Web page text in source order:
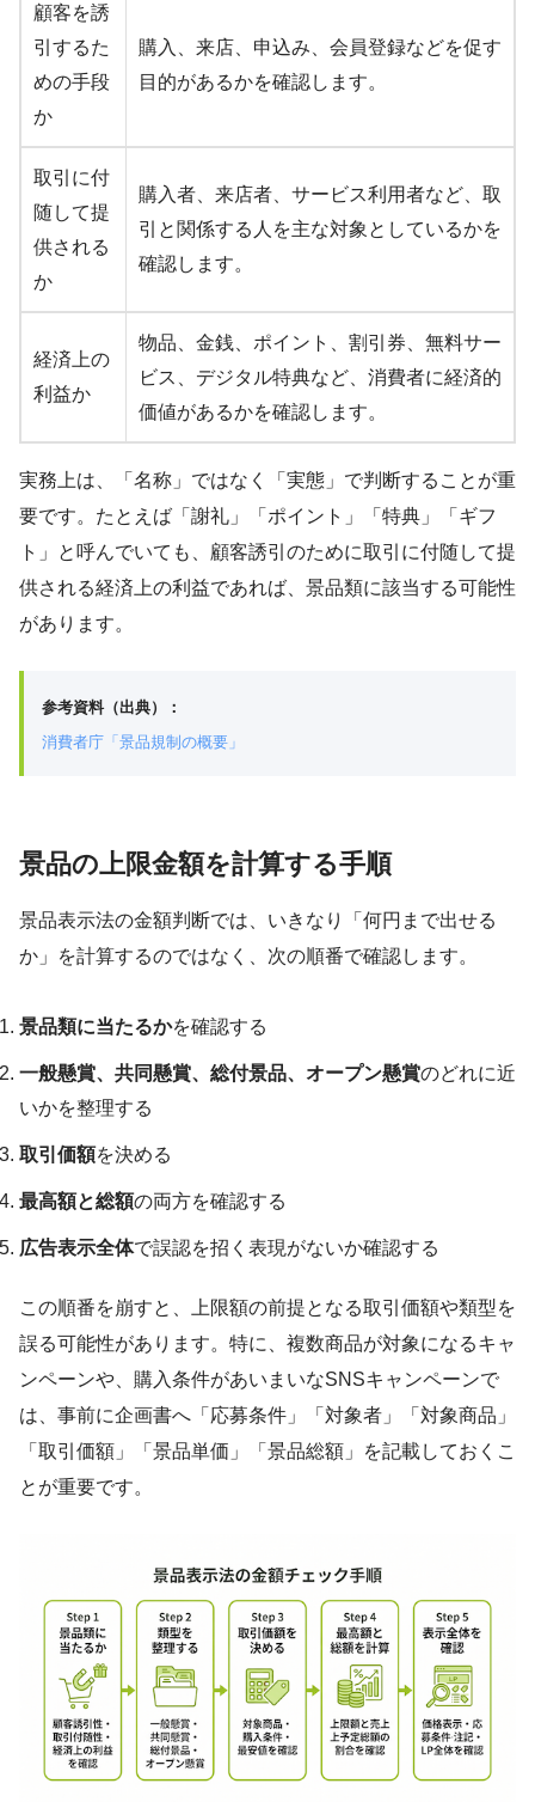
顧客を誘
引するた
めの手段
か
購入、来店、申込み、会員登録などを促す
目的があるかを確認します。
取引に付
随して提
供される
か
購入者、来店者、サービス利用者など、取
引と関係する人を主な対象としているかを
確認します。
経済上の
利益か
物品、金銭、ポイント、割引券、無料サー
ビス、デジタル特典など、消費者に経済的
価値があるかを確認します。
実務上は、「名称」ではなく「実態」で判断することが重
要です。たとえば「謝礼」「ポイント」「特典」「ギフ
ト」と呼んでいても、顧客誘引のために取引に付随して提
供される経済上の利益であれば、景品類に該当する可能性
があります。
参考資料（出典）：
消費者庁「景品規制の概要」
景品の上限金額を計算する手順
景品表示法の金額判断では、いきなり「何円まで出せる
か」を計算するのではなく、次の順番で確認します。
景品類に当たるかを確認する
一般懸賞、共同懸賞、総付景品、オープン懸賞のどれに近
いかを整理する
取引価額を決める
最高額と総額の両方を確認する
広告表示全体で誤認を招く表現がないか確認する
この順番を崩すと、上限額の前提となる取引価額や類型を
誤る可能性があります。特に、複数商品が対象になるキャ
ンペーンや、購入条件があいまいなSNSキャンペーンで
は、事前に企画書へ「応募条件」「対象者」「対象商品」
「取引価額」「景品単価」「景品総額」を記載しておくこ
とが重要です。